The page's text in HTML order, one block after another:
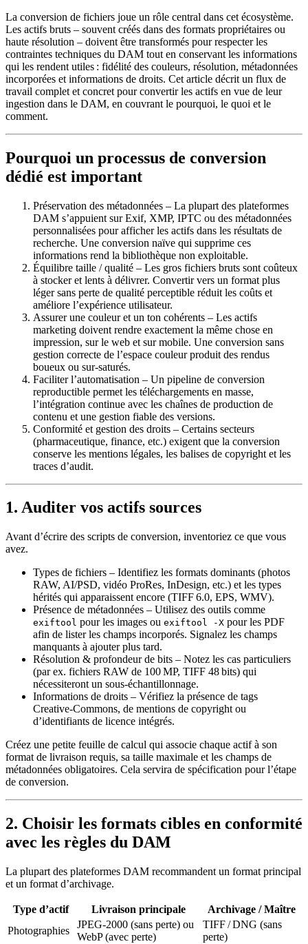
La conversion de fichiers joue un rôle central dans cet écosystème.
Les actifs bruts – souvent créés dans des formats propriétaires ou
haute résolution – doivent être transformés pour respecter les
contraintes techniques du DAM tout en conservant les informations
qui les rendent utiles : fidélité des couleurs, résolution, métadonnées
incorporées et informations de droits. Cet article décrit un flux de
travail complet et concret pour convertir les actifs en vue de leur
ingestion dans le DAM, en couvrant le pourquoi, le quoi et le
comment.
Pourquoi un processus de conversion
dédié est important
Préservation des métadonnées – La plupart des plateformes
DAM s’appuient sur Exif, XMP, IPTC ou des métadonnées
personnalisées pour afficher les actifs dans les résultats de
recherche. Une conversion naïve qui supprime ces
informations rend la bibliothèque non exploitable.
Équilibre taille / qualité – Les gros fichiers bruts sont coûteux
à stocker et lents à délivrer. Convertir vers un format plus
léger sans perte de qualité perceptible réduit les coûts et
améliore l’expérience utilisateur.
Assurer une couleur et un ton cohérents – Les actifs
marketing doivent rendre exactement la même chose en
impression, sur le web et sur mobile. Une conversion sans
gestion correcte de l’espace couleur produit des rendus
boueux ou sur‑saturés.
Faciliter l’automatisation – Un pipeline de conversion
reproductible permet les téléchargements en masse,
l’intégration continue avec les chaînes de production de
contenu et une gestion fiable des versions.
Conformité et gestion des droits – Certains secteurs
(pharmaceutique, finance, etc.) exigent que la conversion
conserve les mentions légales, les balises de copyright et les
traces d’audit.
1. Auditer vos actifs sources
Avant d’écrire des scripts de conversion, inventoriez ce que vous
avez.
Types de fichiers – Identifiez les formats dominants (photos
RAW, AI/PSD, vidéo ProRes, InDesign, etc.) et les types
hérités qui apparaissent encore (TIFF 6.0, EPS, WMV).
Présence de métadonnées – Utilisez des outils comme
exiftool pour les images ou exiftool -X pour les PDF
afin de lister les champs incorporés. Signalez les champs
manquants à ajouter plus tard.
Résolution & profondeur de bits – Notez les cas particuliers
(par ex. fichiers RAW de 100 MP, TIFF 48 bits) qui
nécessiteront un sous‑échantillonnage.
Informations de droits – Vérifiez la présence de tags
Creative‑Commons, de mentions de copyright ou
d’identifiants de licence intégrés.
Créez une petite feuille de calcul qui associe chaque actif à son
format de livraison requis, sa taille maximale et les champs de
métadonnées obligatoires. Cela servira de spécification pour l’étape
de conversion.
2. Choisir les formats cibles en conformité
avec les règles du DAM
La plupart des plateformes DAM recommandent un format principal
et un format d’archivage.
Type d’actif Livraison principale
Archivage / Maître
Photographies
JPEG‑2000 (sans perte) ou
WebP (avec perte)
TIFF / DNG (sans
perte)